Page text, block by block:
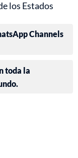
los Estados
Channels
toda la